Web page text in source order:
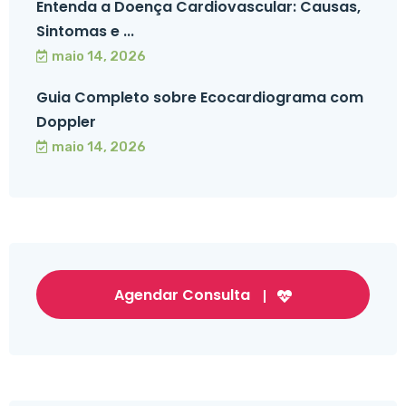
Entenda a Doença Cardiovascular: Causas,
Sintomas e ...
maio 14, 2026
Guia Completo sobre Ecocardiograma com
Doppler
maio 14, 2026
Agendar Consulta